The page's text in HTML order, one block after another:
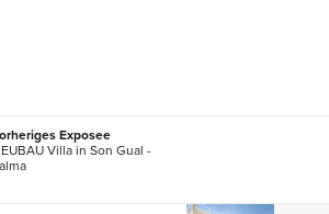
Exposee
Villa in Son Gual -